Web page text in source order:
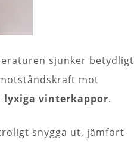
sjunker betydligt
mot
lyxiga vinterkappor.
snygga ut, jämfört